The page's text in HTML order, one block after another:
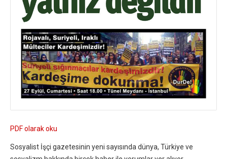
PDF olarak oku
Sosyalist İşçi gazetesinin yeni sayısında dünya, Türkiye ve